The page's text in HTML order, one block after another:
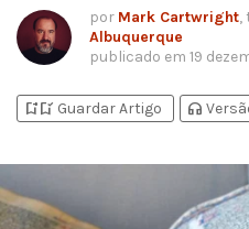
por Mark Cartwright,
Albuquerque
publicado em 19
bookmark_addbookmark_added Guardar Artigo headphones